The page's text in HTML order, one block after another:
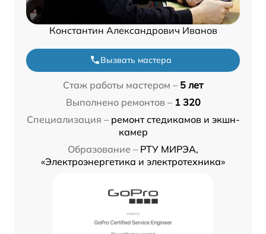
Константин Александрович Иванов
Вызвать мастера
Стаж работы мастером – 5 лет
Выполнено ремонтов – 1 320
Специализация – ремонт стедикамов и экшн-
камер
Образование – РТУ МИРЭА,
«Электроэнергетика и электротехника»